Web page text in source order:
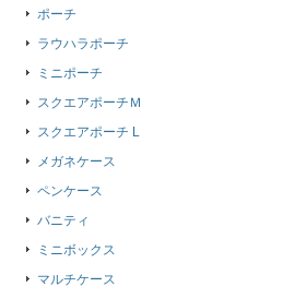
ポーチ
ラウハラポーチ
ミニポーチ
スクエアポーチＭ
スクエアポーチ L
メガネケース
ペンケース
バニティ
ミニボックス
マルチケース